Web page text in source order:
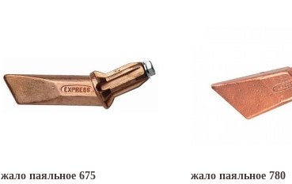
жало паяльное 675 жало паяльное 780